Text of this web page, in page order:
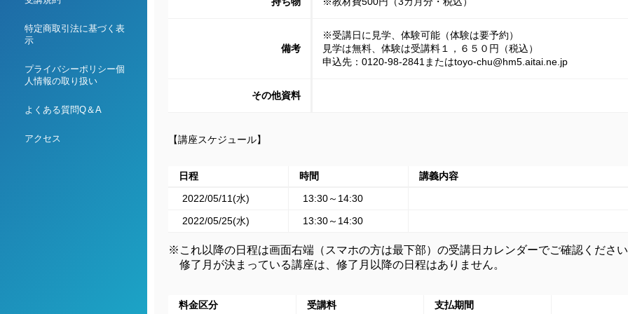
特定商取引法に基づく表
示
プライバシーポリシー個
人情報の取り扱い
よくある質問Q＆A
アクセス
備考
※受講日に見学、体験可能（体験は要予約）
見学は無料、体験は受講料１，６５０円（税込）
申込先：0120-98-2841またはtoyo-chu@hm5.aitai.ne.jp
その他資料
【講座スケジュール】
日程 時間
講義内容
2022/05/11(水)
13:30～14:30
2022/05/25(水)
13:30～14:30
※これ以降の日程は画面右端（スマホの方は最下部）の受講日カレンダーでご確認くださ
修了月が決まっている講座は、修了月以降の日程はありません。
料金区分 受講料 支払期間